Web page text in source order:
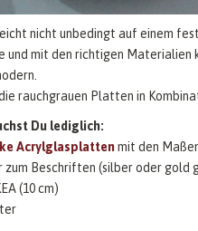
nicht unbedingt auf einem
und mit den richtigen
rauchgrauen Platten in
Du lediglich:
Acrylglasplattenmit den
zum Beschriften (silber oder gold
(10 cm)